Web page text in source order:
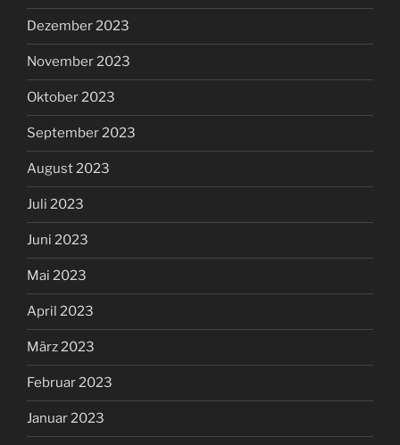
Dezember 2023
November 2023
Oktober 2023
September 2023
August 2023
Juli 2023
Juni 2023
Mai 2023
April 2023
März 2023
Februar 2023
Januar 2023